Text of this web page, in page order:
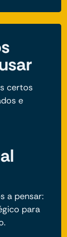
certos
e
a pensar:
para